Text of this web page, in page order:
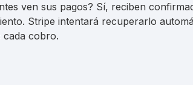
ven sus pagos? Sí, reciben
Stripe intentará recuperarlo
cada cobro.